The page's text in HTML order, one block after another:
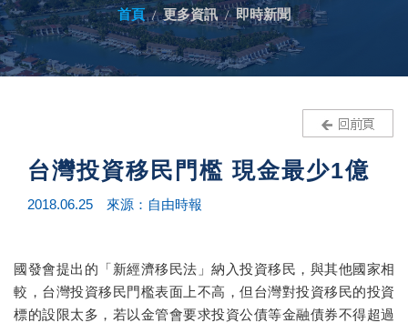
首頁 更多資訊 即時新聞
台灣投資移民門檻 現金最少1億
2018.06.25 來源：自由時報
國發會提出的「新經濟移民法」納入投資移民，與其他國家相
較，台灣投資移民門檻表面上不高，但台灣對投資移民的投資
標的設限太多，若以金管會要求投資公債等金融債券不得超過